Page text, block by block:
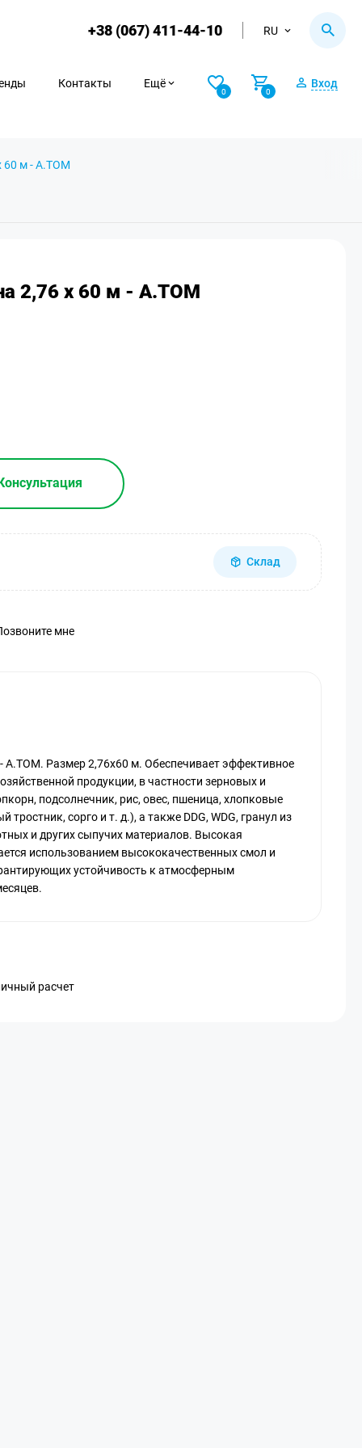
+38 (067) 411-44-10 RU
Контакты Ещё
0 0
Вход
60 м - A.TOM
2,76 х 60 м - A.TOM
Склад
мне
A.TOM. Размер 2,76х60 м. Обеспечивает эффективное
продукции, в частности зерновых и
подсолнечник, рис, овес, пшеница, хлопковые
тростник, сорго и т. д.), а также DDG, WDG, гранул из
и других сыпучих материалов. Высокая
использованием высококачественных смол и
устойчивость к атмосферным
расчет